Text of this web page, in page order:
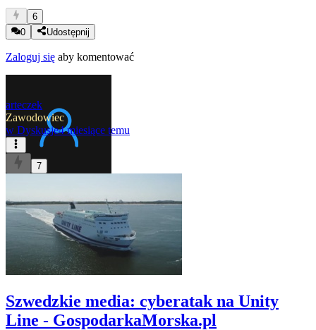
6
0
Udostępnij
Zaloguj się aby komentować
arteczek
Zawodowiec
w Dyskusje4 miesiące temu
7
Szwedzkie media: cyberatak na Unity
Line - GospodarkaMorska.pl